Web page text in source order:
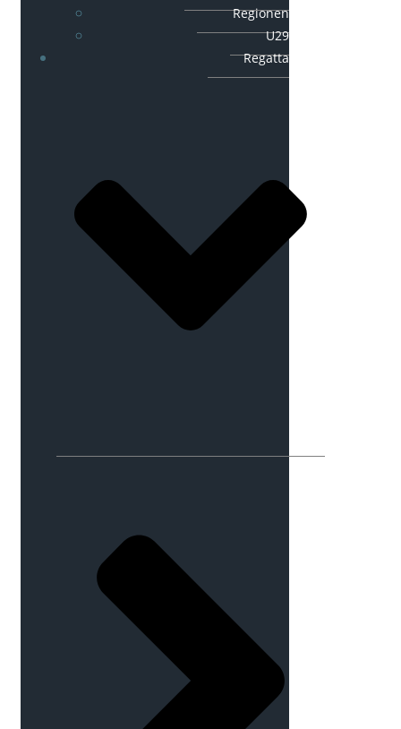
Regionen
U29
Regatta